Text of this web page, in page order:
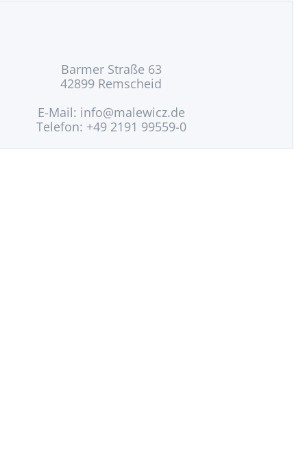
Barmer Straße 63
42899 Remscheid
E-Mail: info@malewicz.de
Telefon: +49 2191 99559-0